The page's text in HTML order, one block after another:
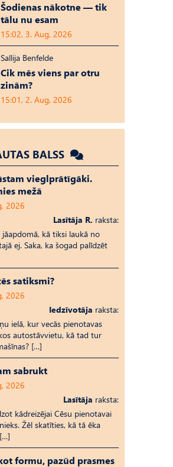
Šodienas nākotne — tik
tālu nu esam
15:02, 3. Aug, 2026
Sallija Benfelde
Cik mēs viens par otru
zinām?
15:01, 2. Aug, 2026
BALSS
vieglprātīgāki.
mežā
2026
Lasītāja R. raksta:
jāapdomā, kā tiksi laukā no
ej. Saka, ka šogad palīdzēt
satiksmi?
2026
Iedzīvotāja raksta:
ielā, kur vecās pienotavas
autostāvvietu, kā tad tur
[…]
sabrukt
2026
Lasītāja raksta:
kādreizējai Cēsu pienotavai
Žēl skatīties, kā tā ēka
formu, pazūd prasmes